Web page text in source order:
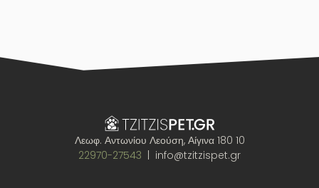
Λεωφ. Αντωνίου Λεούση, Αίγινα 180 10
22970-27543 | info@tzitzispet.gr